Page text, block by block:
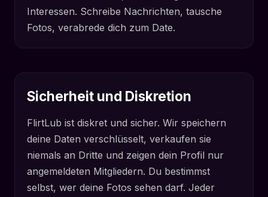
Interessen. Schreibe Nachrichten, tausche
Fotos, verabrede dich zum Date.
Sicherheit und Diskretion
FlirtLub ist diskret und sicher. Wir speichern
deine Daten verschlüsselt, verkaufen sie
niemals an Dritte und zeigen dein Profil nur
angemeldeten Mitgliedern. Du bestimmst
selbst, wer deine Fotos sehen darf. Jeder